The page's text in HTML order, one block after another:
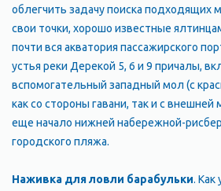
облегчить задачу поиска подходящих
свои точки, хорошо известные
почти вся акватория пассажирского
устья реки Дерекой 5, 6 и 9 причалы,
вспомогательный западный мол (с
как со стороны гавани, так и с внешней
еще начало нижней набережной-
городского пляжа.
Наживка для ловли барабульки. Как